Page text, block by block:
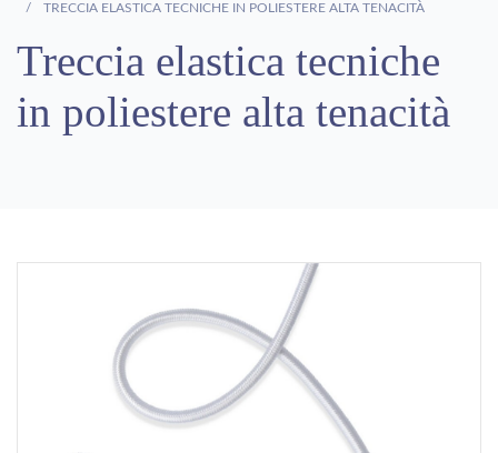
TRECCIA ELASTICA TECNICHE IN POLIESTERE ALTA TENACITÀ
Treccia elastica tecniche
in poliestere alta tenacità
Previous